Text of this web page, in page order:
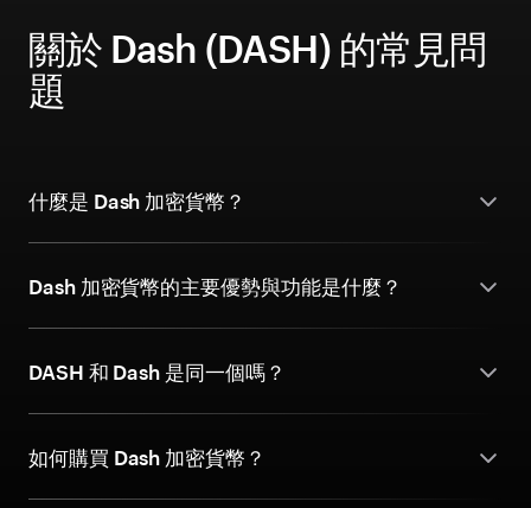
關於 Dash (DASH) 的常見問
題
什麼是 Dash 加密貨幣？
Dash 加密貨幣的主要優勢與功能是什麼？
DASH 和 Dash 是同一個嗎？
如何購買 Dash 加密貨幣？